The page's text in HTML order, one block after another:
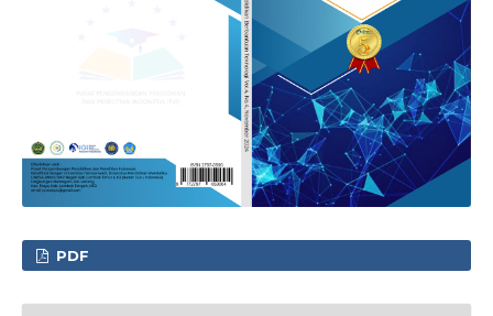
PDF